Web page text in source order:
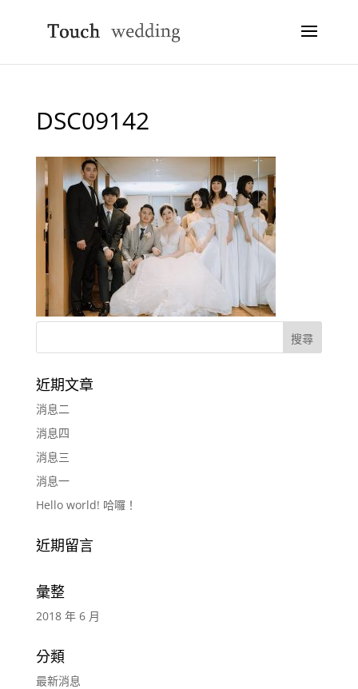
DSC09142
近期文章
消息二
消息四
消息三
消息一
Hello world! 哈囉！
近期留言
彙整
2018 年 6 月
分類
最新消息